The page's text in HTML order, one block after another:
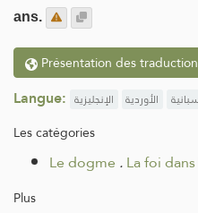
ans.
Présentation des
Langue: الإنجليزية الأوردية
Les catégories
Le dogme .La foi
Plus